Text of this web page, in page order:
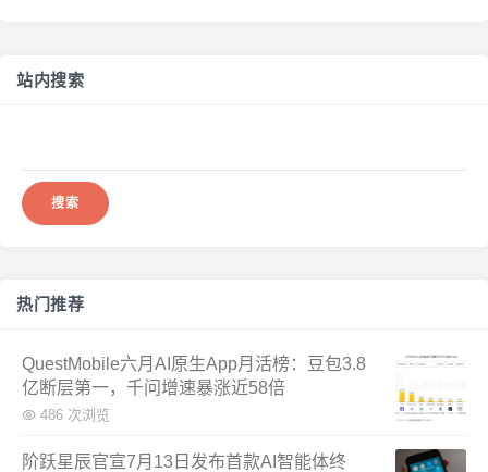
站内搜索
热门推荐
QuestMobile六月AI原生App月活榜：豆包3.8
亿断层第一，千问增速暴涨近58倍
486 次浏览
阶跃星辰官宣7月13日发布首款AI智能体终